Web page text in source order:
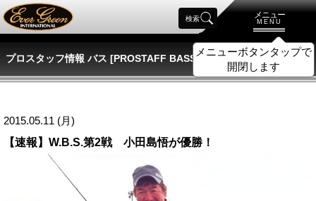
メニュー
MENU
メニューボタンタップで
開閉します
検索
プロスタッフ情報 バス [PROSTAFF BASS]
2015.05.11 (月)
【速報】W.B.S.第2戦 小田島悟が優勝！